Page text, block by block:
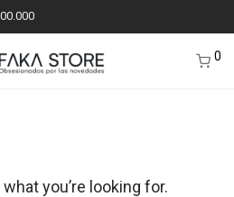
0
you’re looking for.